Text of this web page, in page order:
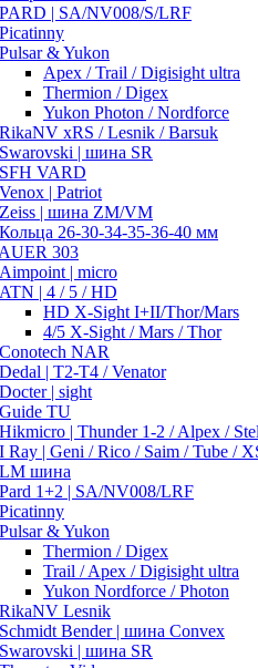
PARD | SA/NV008/S/LRF
Picatinny
Pulsar & Yukon
Apex / Trail / Digisight ultra
Thermion / Digex
Yukon Photon / Nordforce
RikaNV xRS / Lesnik / Barsuk
Swarovski | шина SR
SFH VARD
Venox | Patriot
Zeiss | шина ZM/VM
Кольца 26-30-34-35-36-40 мм
303
Aimpoint | micro
ATN | 4 / 5 / HD
HD X-Sight I+II/Thor/Mars
4/5 X-Sight / Mars / Thor
Conotech NAR
Dedal | T2-T4 / Venator
Docter | sight
Guide TU
Hikmicro | Thunder 1-2 / Alpex /
I Ray | Geni / Rico / Saim / Tube /
LM шина
Pard 1+2 | SA/NV008/LRF
Picatinny
Pulsar & Yukon
Thermion / Digex
Trail / Apex / Digisight ultra
Yukon Nordforce / Photon
RikaNV Lesnik
Schmidt Bender | шина Convex
Swarovski | шина SR